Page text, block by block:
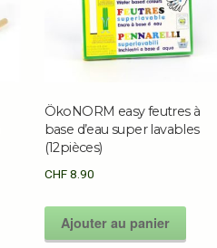
ÖkoNORM easy feutres à
base d’eau super lavables
(12pièces)
CHF8.90
Ajouter au panier